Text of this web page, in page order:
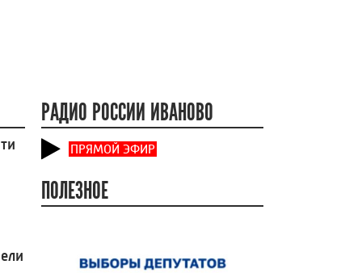
РАДИО РОССИИ ИВАНОВО
ПРЯМОЙ ЭФИР
ПОЛЕЗНОЕ